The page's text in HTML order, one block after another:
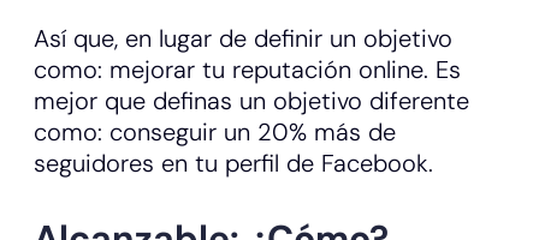
Así que, en lugar de definir un objetivo
como: mejorar tu reputación online. Es
mejor que definas un objetivo diferente
como: conseguir un 20% más de
seguidores en tu perfil de Facebook.